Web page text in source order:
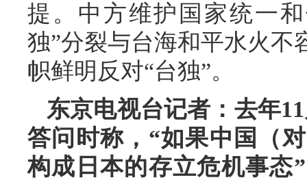
提。中方维护国家统一
独”分裂与台海和平水火不
帜鲜明反对“台独”。
东京电视台记者：去年
答问时称，“如果中国（
构成日本的存立危机事态